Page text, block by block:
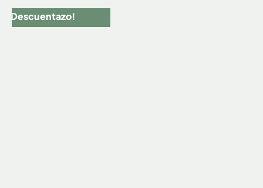
¡Descuentazo!